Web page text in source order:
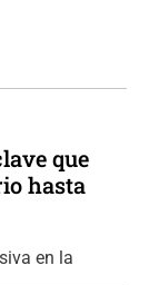
que
hasta
en la